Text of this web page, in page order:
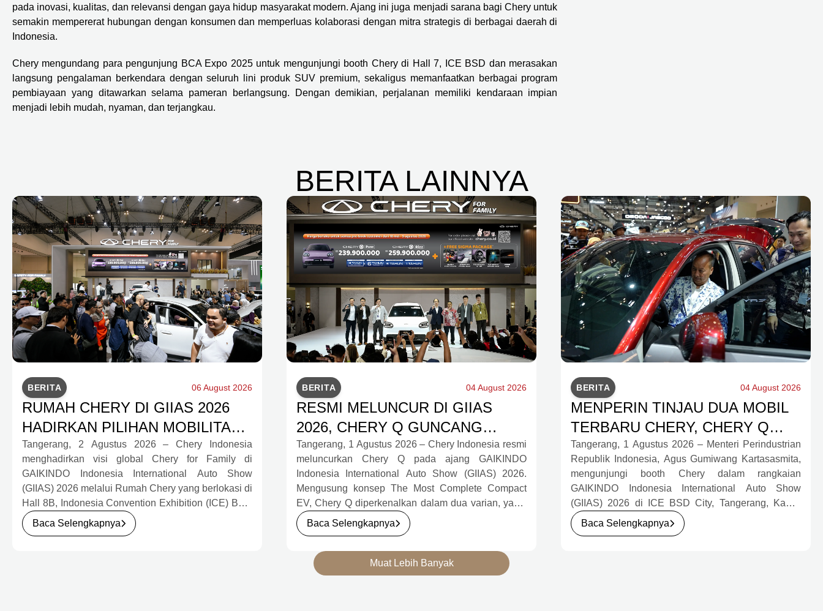
pada inovasi, kualitas, dan relevansi dengan gaya hidup masyarakat modern. Ajang ini juga menjadi sarana bagi Chery untuk
semakin mempererat hubungan dengan konsumen dan memperluas kolaborasi dengan mitra strategis di berbagai daerah di
Indonesia.
Chery mengundang para pengunjung BCA Expo 2025 untuk mengunjungi booth Chery di Hall 7, ICE BSD dan merasakan
langsung pengalaman berkendara dengan seluruh lini produk SUV premium, sekaligus memanfaatkan berbagai program
pembiayaan yang ditawarkan selama pameran berlangsung. Dengan demikian, perjalanan memiliki kendaraan impian
menjadi lebih mudah, nyaman, dan terjangkau.
BERITA LAINNYA
BERITA 06 August 2026
RUMAH CHERY DI GIIAS 2026
HADIRKAN PILIHAN MOBILITAS
LENGKAP DAN PROGRAM
APRESIASI KONSUMEN
BERNILAI HAMPIR RP1 MILIAR
Tangerang, 2 Agustus 2026 – Chery Indonesia
menghadirkan visi global Chery for Family di
GAIKINDO Indonesia International Auto Show
(GIIAS) 2026 melalui Rumah Chery yang berlokasi di
Hall 8B, Indonesia Convention Exhibition (ICE) BSD
City. Mengusung konsep rumah yang hangat dan
inklusif, Chery menghadirkan pengalaman
Baca Selengkapnya
BERITA 04 August 2026
RESMI MELUNCUR DI GIIAS
2026, CHERY Q GUNCANG
PASAR OTOMOTIF MELALUI
HARGA SPESIAL MULAI RP239,9
JUTA
Tangerang, 1 Agustus 2026 – Chery Indonesia resmi
meluncurkan Chery Q pada ajang GAIKINDO
Indonesia International Auto Show (GIIAS) 2026.
Mengusung konsep The Most Complete Compact
EV, Chery Q diperkenalkan dalam dua varian, yakni
Chery Q Pure dan Chery Q Rizz, untuk
mengakomodasi kebutuhan mobilitas serta
Baca Selengkapnya
BERITA 04 August 2026
MENPERIN TINJAU DUA MOBIL
TERBARU CHERY, CHERY Q
DAN J6T CSH YANG JADI
SOROTAN DI GIIAS 2026
Tangerang, 1 Agustus 2026 – Menteri Perindustrian
Republik Indonesia, Agus Gumiwang Kartasasmita,
mengunjungi booth Chery dalam rangkaian
GAIKINDO Indonesia International Auto Show
(GIIAS) 2026 di ICE BSD City, Tangerang, Kamis
(30/7). Dalam kunjungan tersebut, Menteri
Perindustrian meninjau dua produk elektrifikasi
Baca Selengkapnya
Muat Lebih Banyak